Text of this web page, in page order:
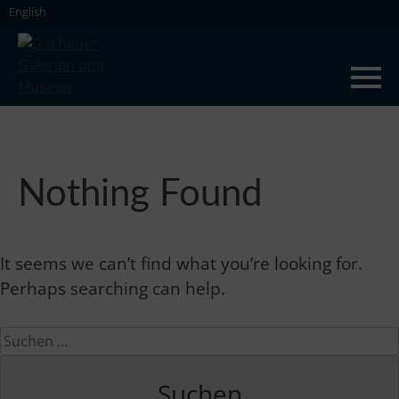
Skip
content
English
Nothing Found
It seems we can’t find what you’re looking for.
Perhaps searching can help.
Suchen